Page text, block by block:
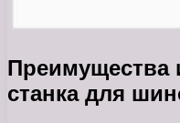
Преимущества
станка для